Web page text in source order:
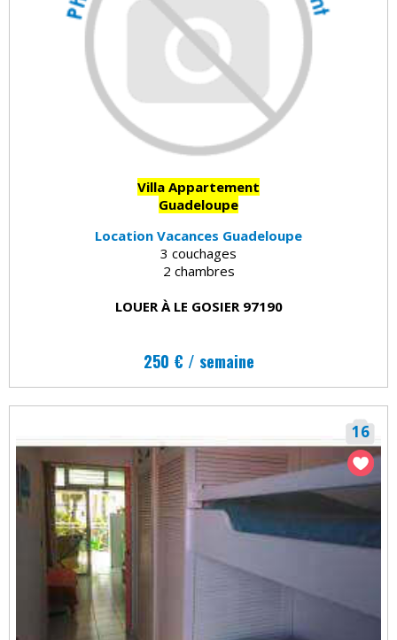
Villa Appartement
Guadeloupe
Location Vacances Guadeloupe
3 couchages
2 chambres
LOUER À LE GOSIER 97190
250 € / semaine
16